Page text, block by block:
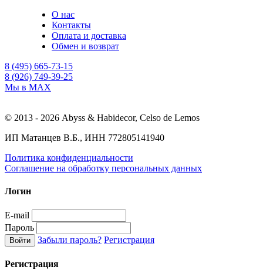
О нас
Контакты
Оплата и доставка
Обмен и возврат
8 (495) 665-73-15
8 (926) 749-39-25
Мы в MAX
© 2013 - 2026 Abyss & Habidecor, Celso de Lemos
ИП Матанцев В.Б., ИНН 772805141940
Политика конфиденциальности
Соглашение на обработку персональных данных
Логин
E-mail
Пароль
Забыли пароль? Регистрация
Регистрация